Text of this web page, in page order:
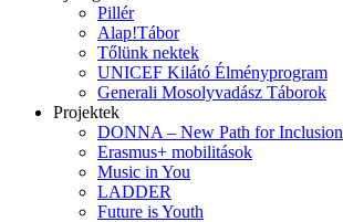
Pillér
Alap!Tábor
Tőlünk nektek
UNICEF Kilátó Élményprogram
Generali Mosolyvadász Táborok
Projektek
DONNA – New Path for Inclusion
Erasmus+ mobilitások
Music in You
LADDER
Future is Youth